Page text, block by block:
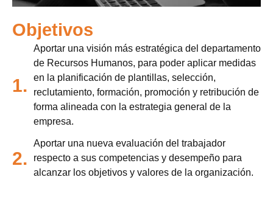
Objetivos
1.
Aportar una visión más estratégica del departamento
de Recursos Humanos, para poder aplicar medidas
en la planificación de plantillas, selección,
reclutamiento, formación, promoción y retribución de
forma alineada con la estrategia general de la
empresa.
2.
Aportar una nueva evaluación del trabajador
respecto a sus competencias y desempeño para
alcanzar los objetivos y valores de la organización.